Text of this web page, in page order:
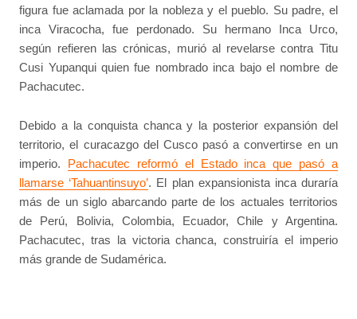
figura fue aclamada por la nobleza y el pueblo. Su padre, el
inca Viracocha, fue perdonado. Su hermano Inca Urco,
según refieren las crónicas, murió al revelarse contra Titu
Cusi Yupanqui quien fue nombrado inca bajo el nombre de
Pachacutec.
Debido a la conquista chanca y la posterior expansión del
territorio, el curacazgo del Cusco pasó a convertirse en un
imperio. Pachacutec reformó el Estado inca que pasó a
llamarse ‘Tahuantinsuyo’. El plan expansionista inca duraría
más de un siglo abarcando parte de los actuales territorios
de Perú, Bolivia, Colombia, Ecuador, Chile y Argentina.
Pachacutec, tras la victoria chanca, construiría el imperio
más grande de Sudamérica.